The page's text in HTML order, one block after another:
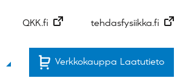
QKK.fi tehdasfysiikka.fi
Verkkokauppa Laatutieto